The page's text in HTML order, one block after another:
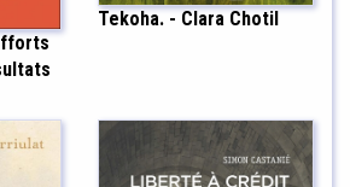
Tekoha. - Clara Chotil